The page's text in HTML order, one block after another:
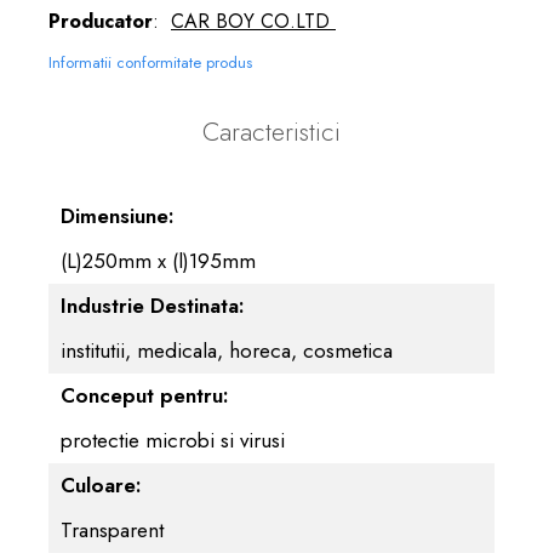
Producator: CAR BOY CO.LTD
Informatii conformitate produs
Caracteristici
Dimensiune:
(L)250mm x (l)195mm
Industrie Destinata:
institutii, medicala, horeca, cosmetica
Conceput pentru:
protectie microbi si virusi
Culoare:
Transparent